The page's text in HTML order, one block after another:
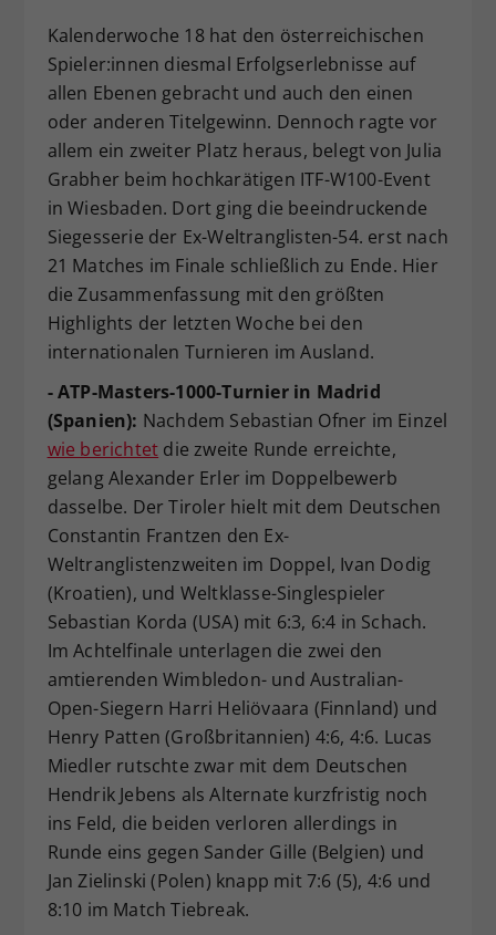
Kalenderwoche 18 hat den österreichischen
Spieler:innen diesmal Erfolgserlebnisse auf
allen Ebenen gebracht und auch den einen
oder anderen Titelgewinn. Dennoch ragte vor
allem ein zweiter Platz heraus, belegt von Julia
Grabher beim hochkarätigen ITF-W100-Event
in Wiesbaden. Dort ging die beeindruckende
Siegesserie der Ex-Weltranglisten-54. erst nach
21 Matches im Finale schließlich zu Ende. Hier
die Zusammenfassung mit den größten
Highlights der letzten Woche bei den
internationalen Turnieren im Ausland.
- ATP-Masters-1000-Turnier in Madrid
(Spanien): Nachdem Sebastian Ofner im Einzel
wie berichtet die zweite Runde erreichte,
gelang Alexander Erler im Doppelbewerb
dasselbe. Der Tiroler hielt mit dem Deutschen
Constantin Frantzen den Ex-
Weltranglistenzweiten im Doppel, Ivan Dodig
(Kroatien), und Weltklasse-Singlespieler
Sebastian Korda (USA) mit 6:3, 6:4 in Schach.
Im Achtelfinale unterlagen die zwei den
amtierenden Wimbledon- und Australian-
Open-Siegern Harri Heliövaara (Finnland) und
Henry Patten (Großbritannien) 4:6, 4:6. Lucas
Miedler rutschte zwar mit dem Deutschen
Hendrik Jebens als Alternate kurzfristig noch
ins Feld, die beiden verloren allerdings in
Runde eins gegen Sander Gille (Belgien) und
Jan Zielinski (Polen) knapp mit 7:6 (5), 4:6 und
8:10 im Match Tiebreak.
Zweck
Dieser Wert speichert Ihre Consent-
zufällig generierte ID, für die
historische Speicherung Ihrer
vorgenommen Einstellungen, falls der
Webseiten-Betreiber dies eingestellt
hat.